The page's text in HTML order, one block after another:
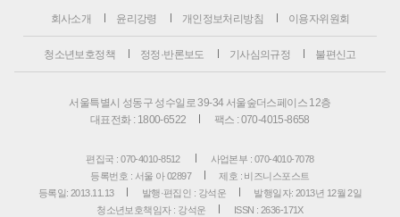
회사소개 윤리강령 개인정보처리방침 이용자위원회
청소년보호정책 정정·반론보도 기사심의규정 불편신고
서울특별시 성동구 성수일로 39-34 서울숲더스페이스 12층
대표전화 : 1800-6522
팩스 : 070-4015-8658
편집국 : 070-4010-8512
사업본부 : 070-4010-7078
등록번호 : 서울 아 02897
제호 : 비즈니스포스트
등록일: 2013.11.13
발행·편집인 : 강석운
발행일자: 2013년 12월 2일
청소년보호책임자 : 강석운
ISSN : 2636-171X